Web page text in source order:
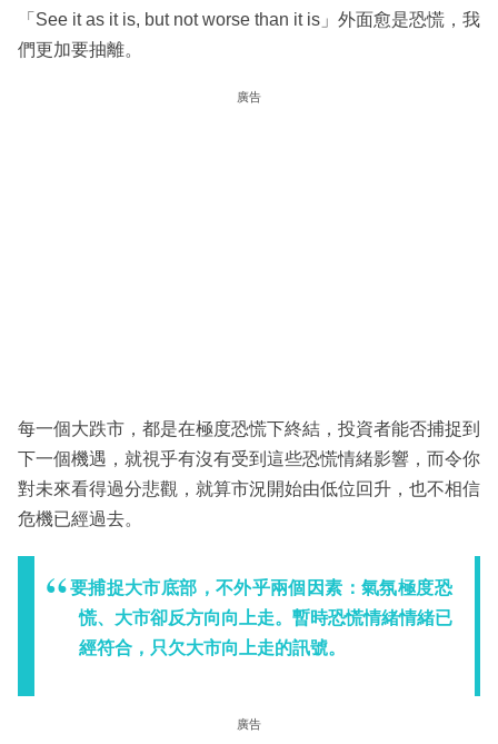
「See it as it is, but not worse than it is」外面愈是恐慌，我
們更加要抽離。
廣告
每一個大跌市，都是在極度恐慌下終結，投資者能否捕捉到
下一個機遇，就視乎有沒有受到這些恐慌情緒影響，而令你
對未來看得過分悲觀，就算市況開始由低位回升，也不相信
危機已經過去。
要捕捉大市底部，不外乎兩個因素：氣氛極度恐
慌、大市卻反方向向上走。暫時恐慌情緒情緒已
經符合，只欠大市向上走的訊號。
廣告